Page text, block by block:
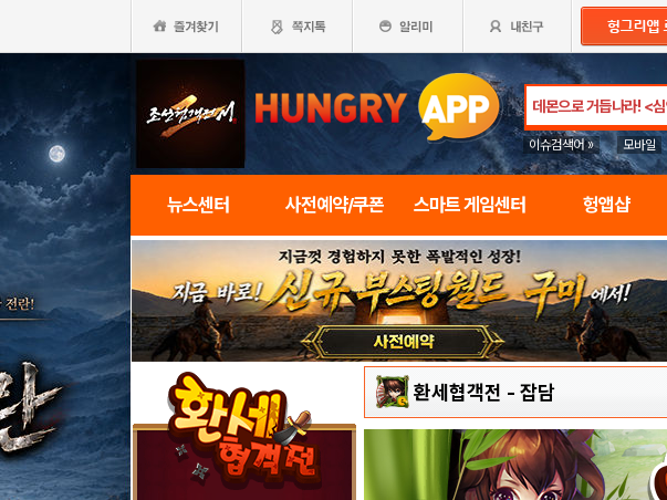
이슈검색어 » 모바일
뉴스센터 사전예약/쿠폰 스마트 게임센터 헝앱샵
환세협객전 - 잡담